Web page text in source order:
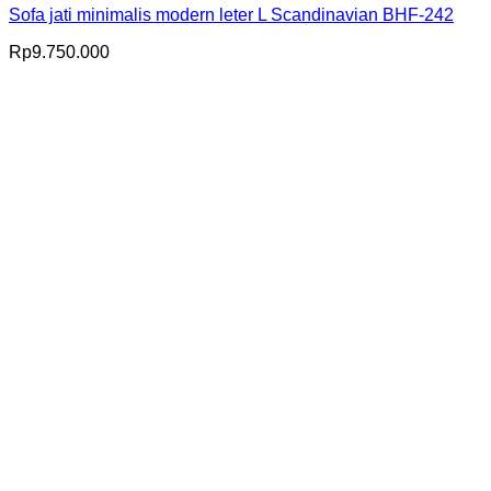
Sofa jati minimalis modern leter L Scandinavian BHF-242
Rp9.750.000